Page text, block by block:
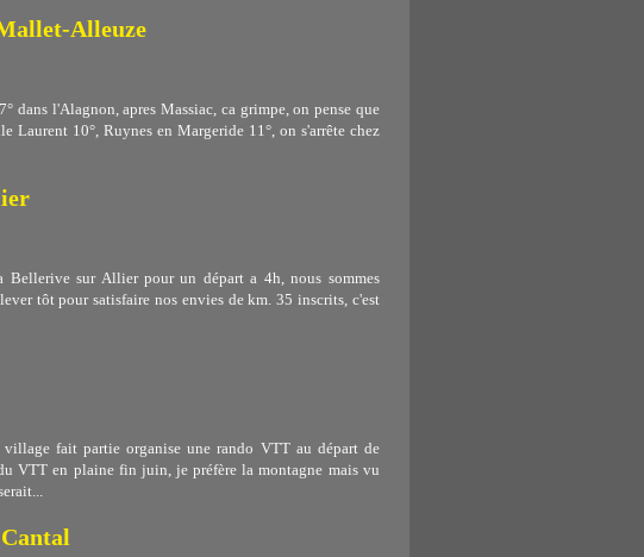
Alleuze
dans l'Alagnon, apres Massiac, ca grimpe, on pense que
Laurent 10°, Ruynes en Margeride 11°, on s'arrête chez
Bellerive sur Allier pour un départ a 4h, nous sommes
tôt pour satisfaire nos envies de km. 35 inscrits, c'est
fait partie organise une rando VTT au départ de
VTT en plaine fin juin, je préfère la montagne mais vu